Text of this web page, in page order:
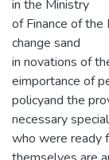
in the Ministry
of Finance of the
change sand
in novations of
eimportance of
policyand the
necessary
who were ready